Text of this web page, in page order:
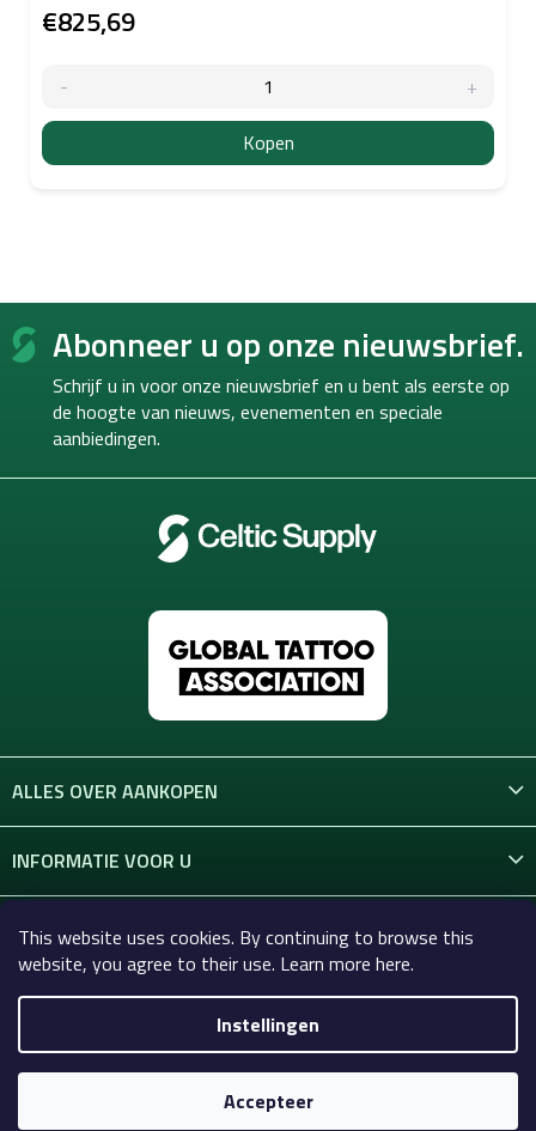
This website uses cookies. By continuing to browse this
website, you agree to their use. Learn more here.
Instellingen
Accepteer
€825,69
Kopen
F
Abonneer u op onze nieuwsbrief.
Schrijf u in voor onze nieuwsbrief en u bent als eerste op
de hoogte van nieuws, evenementen en speciale
aanbiedingen.
ALLES OVER AANKOPEN
INFORMATIE VOOR U
CONTACT
Copyright 2026Celtic-Supply.nl | Alles voor tatoeages en
permanente make-up. Alle rechten voorbehouden.